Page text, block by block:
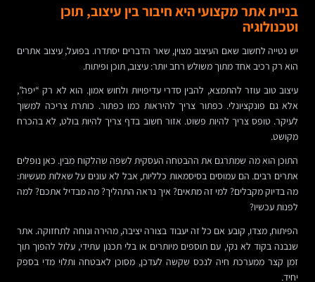
בניית אתר מקצועי היא חיבור בין עיצוב, תוכן
וטכנולוגיה
יש נטייה לחשוב שאם העיצוב מצוין, שאר הדברים יסתדרו. בפועל, עיצוב אתרים
הוא רק רכיב אחד מתוך משולש רחב יותר: עיצוב, תוכן ופיתוח.
עיצוב טוב עוזר להתמצא, להבין סדרי עדיפויות ולחוש אמון. הוא לא רק “יפה”,
אלא גם פונקציונלי. כפתור צריך להיראות כמו כפתור. כותרת צריכה למשוך
לעיקר. טופס צריך להיות פשוט. אזור חשוב בדף צריך להיות בולט, לא בהכרח
מקושט.
התוכן הוא מה שמתרגם את ההבטחה העסקית לשפה שהלקוח מבין. כאן נופלים
אתרים רבים. הם עמוסים בסיסמאות כלליות, אבל לא עונים על שאלות מעשיות:
מה בדיוק מקבלים? למי זה מתאים? איך נראה התהליך? מה מבדיל אתכם? למה
לפנות עכשיו?
הפיתוח, מצדו, קובע אם כל זה יעבוד בצורה יציבה, מהירה ונוחה לתחזוקה. אתר
שנבנה בקוד לא נקי, עם תוספים מיותרים או בלי תכנון עתידי, עלול להפוך תוך
זמן קצר ממערכת חיה לנכס שקשה לעדכן, מסוכן לאבטחה ותלוי מדי בספק
יחיד.